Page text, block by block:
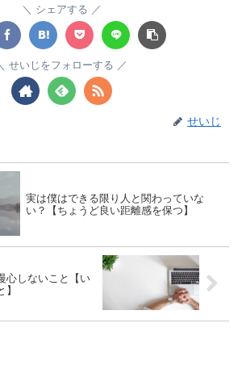
シェアする
せいじをフォローする
せいじ
実は僕はできる限り人と関わっていな
い？【ちょうど良い距離感を保つ】
心しないこと【い